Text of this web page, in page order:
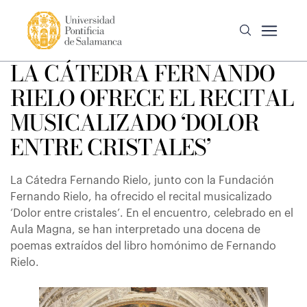
LA CÁTEDRA FERNANDO
RIELO OFRECE EL RECITAL
MUSICALIZADO ‘DOLOR
ENTRE CRISTALES’
La Cátedra Fernando Rielo, junto con la Fundación
Fernando Rielo, ha ofrecido el recital musicalizado
‘Dolor entre cristales’. En el encuentro, celebrado en el
Aula Magna, se han interpretado una docena de
poemas extraídos del libro homónimo de Fernando
Rielo.